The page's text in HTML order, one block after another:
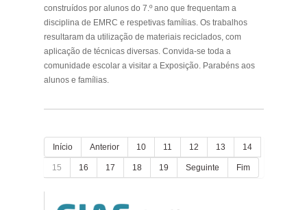
construídos por alunos do 7.º ano que frequentam a
disciplina de EMRC e respetivas famílias. Os trabalhos
resultaram da utilização de materiais reciclados, com
aplicação de técnicas diversas. Convida-se toda a
comunidade escolar a visitar a Exposição. Parabéns aos
alunos e famílias.
Início Anterior 10 11 12 13 14
15 16 17 18 19 Seguinte Fim